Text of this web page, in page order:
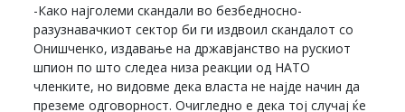
-Како најголеми скандали во безбедносно-
разузнавачкиот сектор би ги издвоил скандалот со
Онишченко, издавање на државјанство на рускиот
шпион по што следеа низа реакции од НАТО
членките, но видовме дека власта не најде начин да
преземе одговорност. Очигледно е дека тој случај ќе